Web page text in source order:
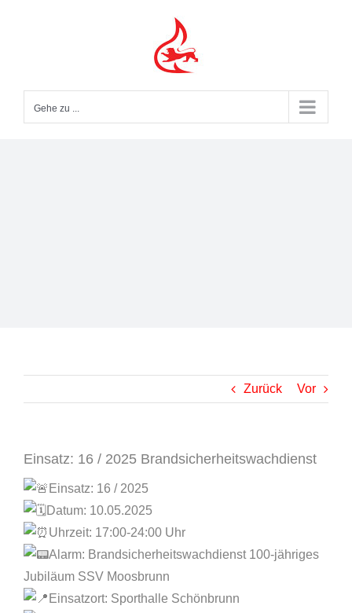
Gehe zu ...
Zurück Vor
Einsatz: 16 / 2025 Brandsicherheitswachdienst
Einsatz: 16 / 2025
Datum: 10.05.2025
Uhrzeit: 17:00-24:00 Uhr
Alarm: Brandsicherheitswachdienst 100-jähriges
Jubiläum SSV Moosbrunn
Einsatzort: Sporthalle Schönbrunn